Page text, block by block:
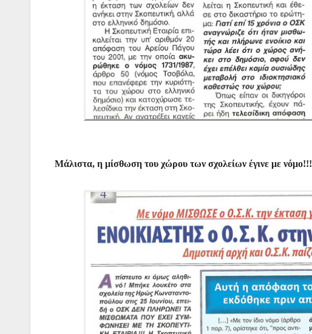
Μάλιστα, η μίσθωση του χώρου των σχολείων έγινε με νόμο!!!